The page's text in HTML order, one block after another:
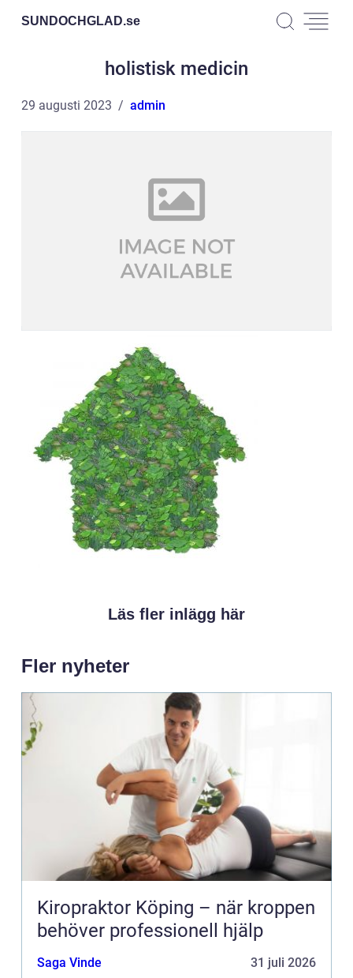
SUNDOCHGLAD.se
holistisk medicin
29 augusti 2023 admin
Läs fler inlägg här
Fler nyheter
Kiropraktor Köping – när kroppen
behöver professionell hjälp
Saga Vinde 31 juli 2026